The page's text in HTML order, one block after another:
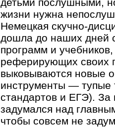
жизни нужна
Немецкая скучно-
дошла до наших дней
программ и
реферирующих своих
выковываются новые
инструменты — тупые
стандартов и ЕГЭ). За
задумался над
чтобы совсем не